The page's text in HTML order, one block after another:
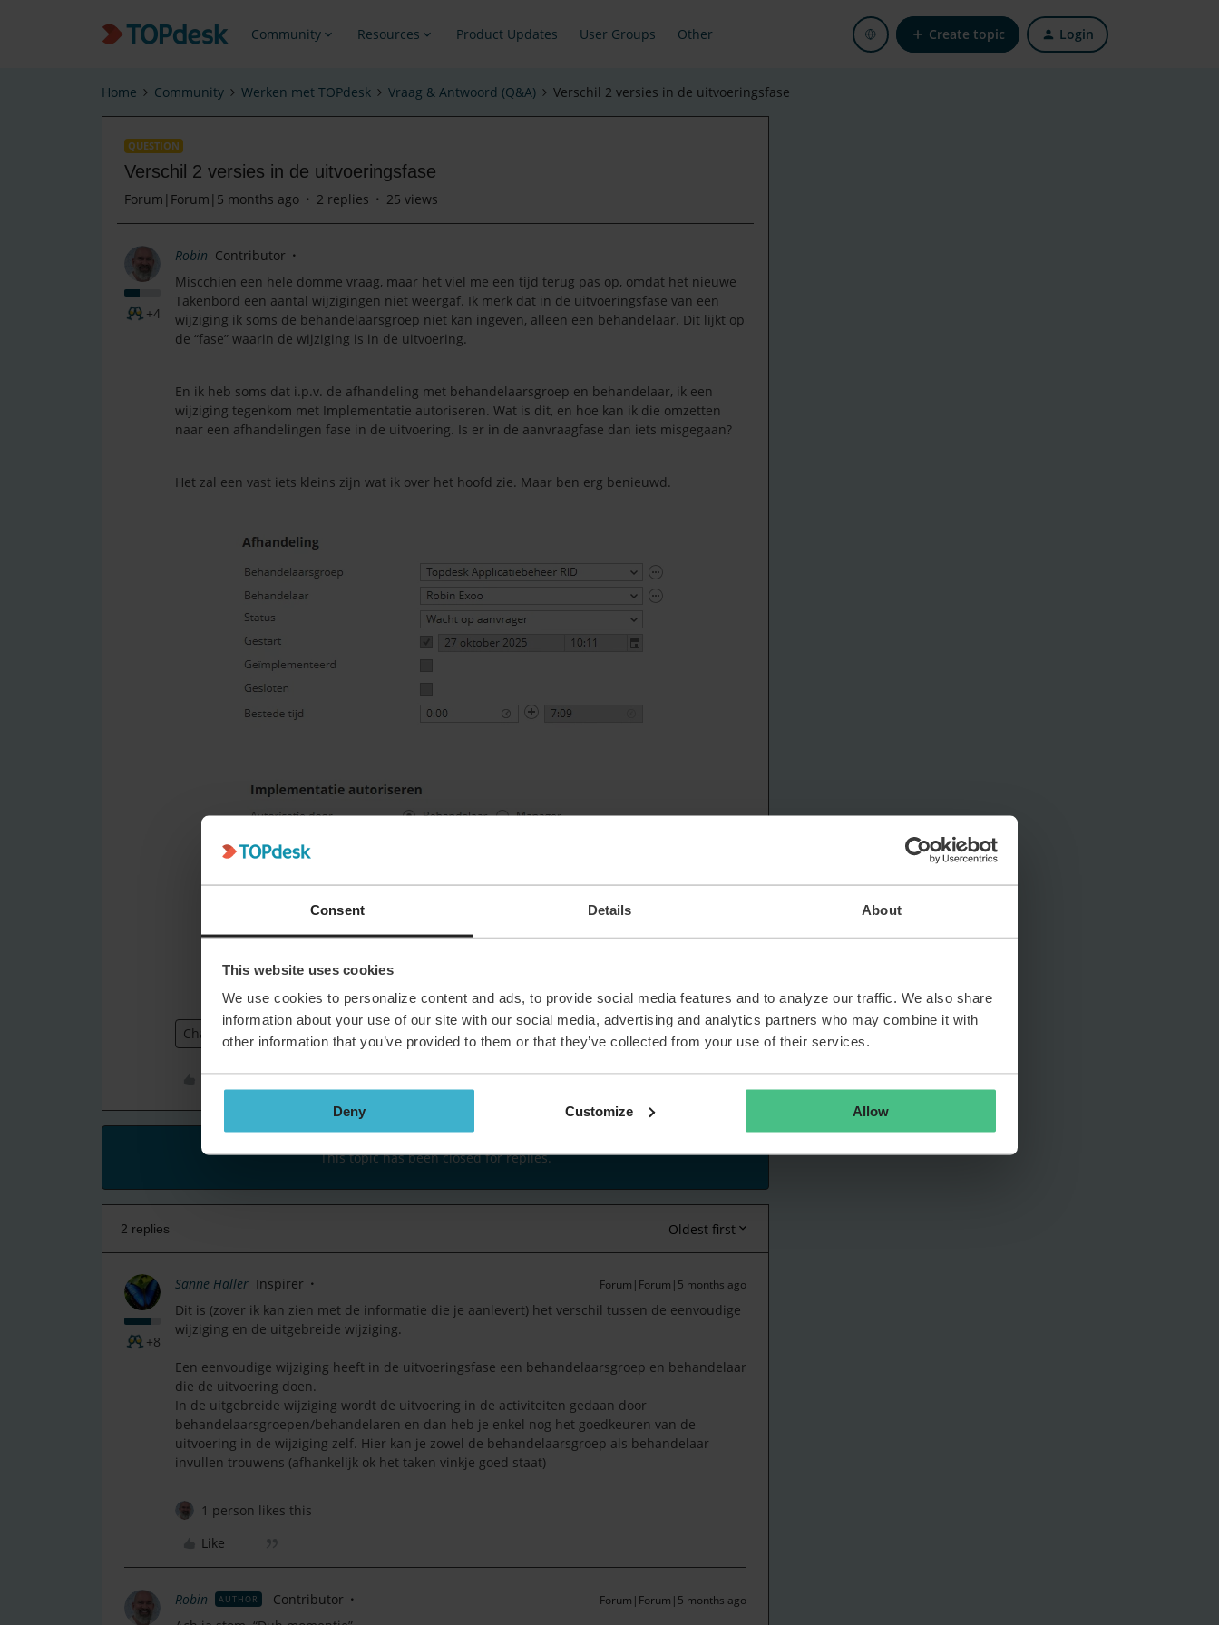
Consent Details About
This website uses cookies
We use cookies to personalize content and ads, to provide social media features and to analyze our traffic. We also share
information about your use of our site with our social media, advertising and analytics partners who may combine it with
other information that you’ve provided to them or that they’ve collected from your use of their services.
Deny Customize Allow
Community Resources Product Updates User Groups Other Create topic Login
Home Community Werken met TOPdesk Vraag & Antwoord (Q&A) Verschil 2 versies in de uitvoeringsfase
QUESTION
Verschil 2 versies in de uitvoeringsfase
Forum|Forum|5 months ago 2 replies 25 views
+4
Robin Contributor
Miscchien een hele domme vraag, maar het viel me een tijd terug pas op, omdat het nieuwe
Takenbord een aantal wijzigingen niet weergaf. Ik merk dat in de uitvoeringsfase van een
wijziging ik soms de behandelaarsgroep niet kan ingeven, alleen een behandelaar. Dit lijkt op
de “fase” waarin de wijziging is in de uitvoering.
En ik heb soms dat i.p.v. de afhandeling met behandelaarsgroep en behandelaar, ik een
wijziging tegenkom met Implementatie autoriseren. Wat is dit, en hoe kan ik die omzetten
naar een afhandelingen fase in de uitvoering. Is er in de aanvraagfase dan iets misgegaan?
Het zal een vast iets kleins zijn wat ik over het hoofd zie. Maar ben erg benieuwd.
Change Management
Like Share
This topic has been closed for replies.
2 replies Oldest first
+8
Sanne Haller Inspirer Forum|Forum|5 months ago
Dit is (zover ik kan zien met de informatie die je aanlevert) het verschil tussen de eenvoudige
wijziging en de uitgebreide wijziging.
Een eenvoudige wijziging heeft in de uitvoeringsfase een behandelaarsgroep en behandelaar
die de uitvoering doen.
In de uitgebreide wijziging wordt de uitvoering in de activiteiten gedaan door
behandelaarsgroepen/behandelaren en dan heb je enkel nog het goedkeuren van de
uitvoering in de wijziging zelf. Hier kan je zowel de behandelaarsgroep als behandelaar
invullen trouwens (afhankelijk ok het taken vinkje goed staat)
1 person likes this
Like
Robin AUTHOR Contributor Forum|Forum|5 months ago